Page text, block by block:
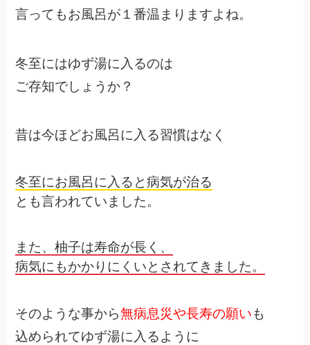
言ってもお風呂が１番温まりますよね。
冬至にはゆず湯に入るのは
ご存知でしょうか？
昔は今ほどお風呂に入る習慣はなく
冬至にお風呂に入ると病気が治る
とも言われていました。
また、柚子は寿命が長く、
病気にもかかりにくいとされてきました。
そのような事から無病息災や長寿の願いも
込められてゆず湯に入るように